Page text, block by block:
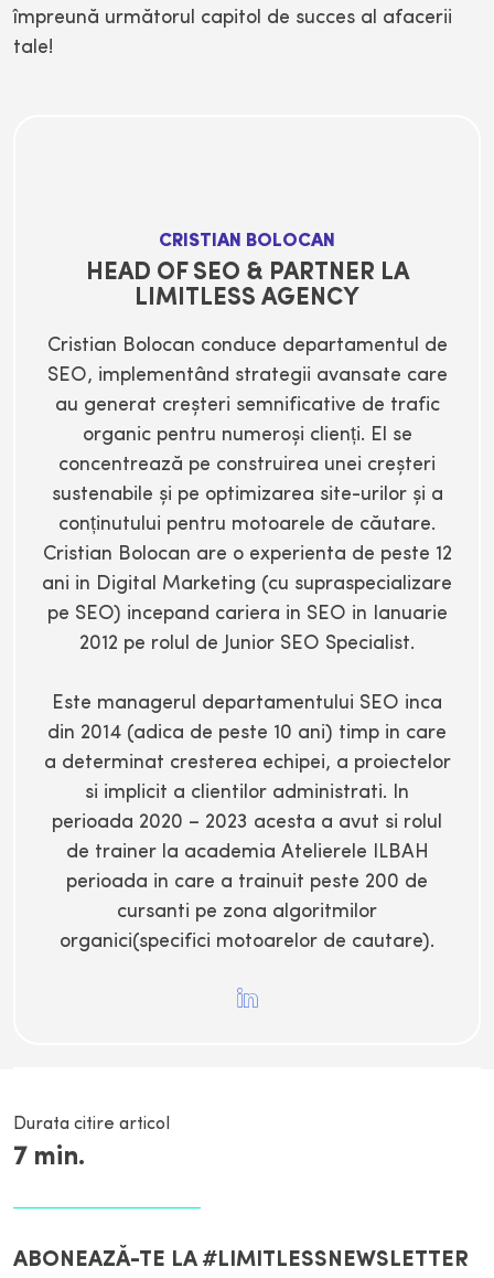
împreună următorul capitol de succes al afacerii
tale!
CRISTIAN BOLOCAN
HEAD OF SEO & PARTNER LA
LIMITLESS AGENCY
Cristian Bolocan conduce departamentul de
SEO, implementând strategii avansate care
au generat creșteri semnificative de trafic
organic pentru numeroși clienți. El se
concentrează pe construirea unei creșteri
sustenabile și pe optimizarea site-urilor și a
conținutului pentru motoarele de căutare.
Cristian Bolocan are o experienta de peste 12
ani in Digital Marketing (cu supraspecializare
pe SEO) incepand cariera in SEO in Ianuarie
2012 pe rolul de Junior SEO Specialist.
Este managerul departamentului SEO inca
din 2014 (adica de peste 10 ani) timp in care
a determinat cresterea echipei, a proiectelor
si implicit a clientilor administrati. In
perioada 2020 – 2023 acesta a avut si rolul
de trainer la academia Atelierele ILBAH
perioada in care a trainuit peste 200 de
cursanti pe zona algoritmilor
organici(specifici motoarelor de cautare).
Durata citire articol
7 min.
ABONEAZĂ-TE LA #LIMITLESSNEWSLETTER